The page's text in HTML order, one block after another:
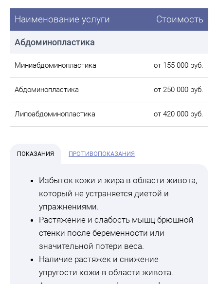
Наименование услуги Стоимость
Абдоминопластика
Миниабдоминопластика от 155 000 руб.
Абдоминопластика от 250 000 руб.
Липоабдоминопластика от 420 000 руб.
ПОКАЗАНИЯ ПРОТИВОПОКАЗАНИЯ
Избыток кожи и жира в области живота,
который не устраняется диетой и
упражнениями.
Растяжение и слабость мышц брюшной
стенки после беременности или
значительной потери веса.
Наличие растяжек и снижение
упругости кожи в области живота.